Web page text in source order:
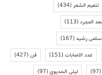
تنعيم الشعر(434)
المجرد(113)
سلمى رشيد(167)
عدد الاصابات(151) فن(427)
(97) ليلى الحديوي(97)